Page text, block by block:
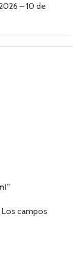
– 10 de
Los campos